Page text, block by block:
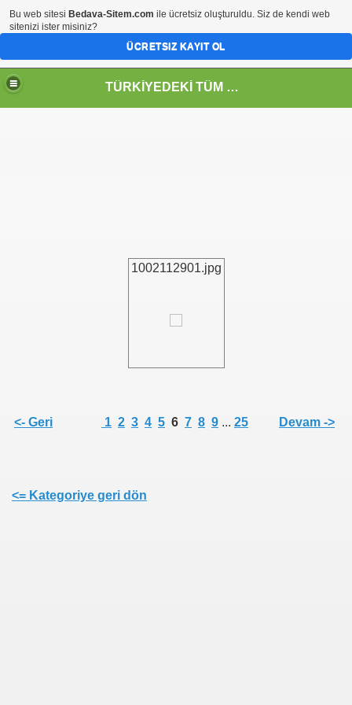
TÜRKİYEDEKİ TÜM TOPKAYNAKLILARIN(BÖCÜKLÜ) BULUŞMA NOKTASI
1002112901.jpg
<- Geri 1 2 3 4 5 6 7 8 9 ... 25 Devam ->
<= Kategoriye geri dön
Bu web sitesi Bedava-Sitem.com ile ücretsiz oluşturuldu. Siz de kendi web
sitenizi ister misiniz?
ÜCRETSIZ KAYIT OL